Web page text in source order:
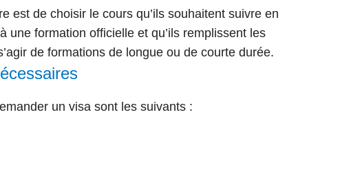
est de choisir le cours qu’ils souhaitent suivre en
une formation officielle et qu’ils remplissent les
de formations de longue ou de courte durée.
un visa sont les suivants :